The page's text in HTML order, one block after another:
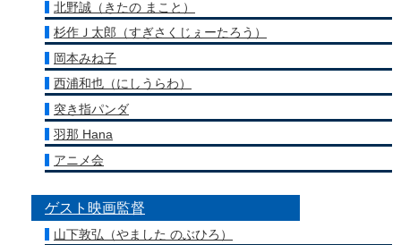
北野誠（きたの まこと）
杉作Ｊ太郎（すぎさくじぇーたろう）
岡本みね子
西浦和也（にしうらわ）
突き指パンダ
羽那 Hana
アニメ会
ゲスト映画監督
山下敦弘（やました のぶひろ）